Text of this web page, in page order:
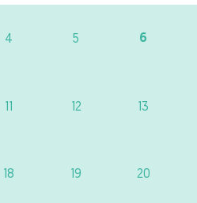
4 5 6
11 12 13
18 19 20